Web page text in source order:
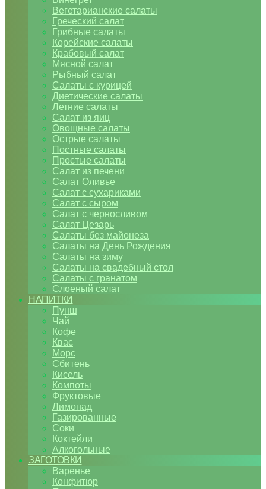
Вегетарианские салаты
Греческий салат
Грибные салаты
Корейские салаты
Крабовый салат
Мясной салат
Рыбный салат
Салаты с курицей
Диетические салаты
Летние салаты
Салат из яиц
Овощные салаты
Острые салаты
Постные салаты
Простые салаты
Салат из печени
Салат Оливье
Салат с сухариками
Салат с сыром
Салат с черносливом
Салат Цезарь
Салаты без майонеза
Салаты на День Рождения
Салаты на зиму
Салаты на свадебный стол
Салаты с гранатом
Слоеный салат
НАПИТКИ
Пунш
Чай
Кофе
Квас
Морс
Сбитень
Кисель
Компоты
Фруктовые
Лимонад
Газированные
Соки
Коктейли
Алкогольные
ЗАГОТОВКИ
Варенье
Конфитюр